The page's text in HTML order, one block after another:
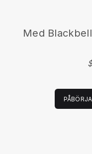
Med Blackbell